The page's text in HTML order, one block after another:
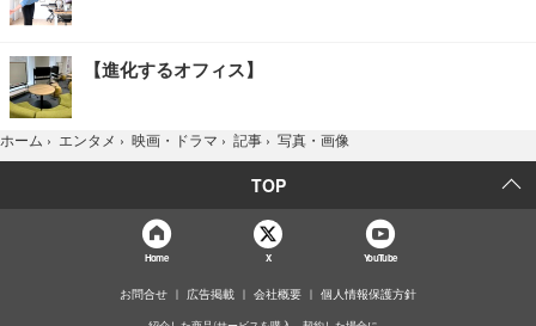
【進化するオフィス】
ホーム › エンタメ › 映画・ドラマ › 記事 › 写真・画像
TOP
Home X YouTube
お問合せ 広告掲載 会社概要 個人情報保護方針